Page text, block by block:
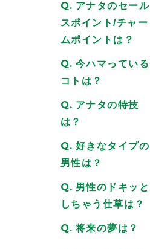
アナタのセール
スポイント/チャー
ムポイントは？
今ハマっている
コトは？
アナタの特技
は？
好きなタイプの
男性は？
男性のドキッと
しちゃう仕草は？
将来の夢は？